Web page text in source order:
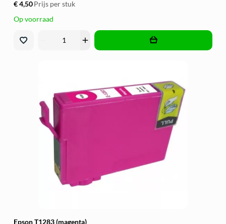
€ 4,50Prijs per stuk
Op voorraad
add
Epson T1283 (magenta)